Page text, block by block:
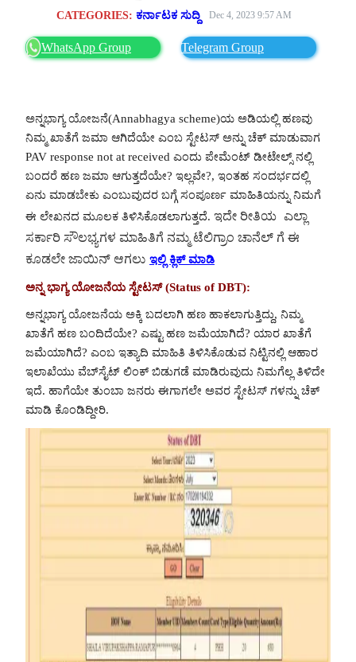
CATEGORIES: ಕರ್ನಾಟಕ ಸುದ್ದಿ Dec 4, 2023 9:57 AM
WhatsApp Group Telegram Group
ಅನ್ನಭಾಗ್ಯ ಯೋಜನೆ(Annabhagya scheme)ಯ ಅಡಿಯಲ್ಲಿ ಹಣವು
ನಿಮ್ಮ ಖಾತೆಗೆ ಜಮಾ ಆಗಿದೆಯೇ ಎಂಬ ಸ್ಟೇಟಸ್ ಅನ್ನು ಚೆಕ್ ಮಾಡುವಾಗ
PAV response not at received ಎಂದು ಪೇಮೆಂಟ್ ಡೀಟೇಲ್ಸ್ ನಲ್ಲಿ
ಬಂದರೆ ಹಣ ಜಮಾ ಆಗುತ್ತದೆಯೇ? ಇಲ್ಲವೇ?, ಇಂತಹ ಸಂದರ್ಭದಲ್ಲಿ
ಏನು ಮಾಡಬೇಕು ಎಂಬುವುದರ ಬಗ್ಗೆ ಸಂಪೂರ್ಣ ಮಾಹಿತಿಯನ್ನು ನಿಮಗೆ
ಈ ಲೇಖನದ ಮೂಲಕ ತಿಳಿಸಿಕೊಡಲಾಗುತ್ತದೆ. ಇದೇ ರೀತಿಯ ಎಲ್ಲಾ
ಸರ್ಕಾರಿ ಸೌಲಭ್ಯಗಳ ಮಾಹಿತಿಗೆ ನಮ್ಮ ಟೆಲಿಗ್ರಾಂ ಚಾನೆಲ್ ಗೆ ಈ
ಕೂಡಲೇ ಜಾಯಿನ್ ಆಗಲು ಇಲ್ಲಿ ಕ್ಲಿಕ್ ಮಾಡಿ
ಅನ್ನ ಭಾಗ್ಯ ಯೋಜನೆಯ ಸ್ಟೇಟಸ್ (Status of DBT):
ಅನ್ನಭಾಗ್ಯ ಯೋಜನೆಯ ಅಕ್ಕಿ ಬದಲಾಗಿ ಹಣ ಹಾಕಲಾಗುತ್ತಿದ್ದು, ನಿಮ್ಮ
ಖಾತೆಗೆ ಹಣ ಬಂದಿದೆಯೇ? ಎಷ್ಟು ಹಣ ಜಮೆಯಾಗಿದೆ? ಯಾರ ಖಾತೆಗೆ
ಜಮೆಯಾಗಿದೆ? ಎಂಬ ಇತ್ಯಾದಿ ಮಾಹಿತಿ ತಿಳಿಸಿಕೊಡುವ ನಿಟ್ಟಿನಲ್ಲಿ ಆಹಾರ
ಇಲಾಖೆಯು ವೆಬ್‌ಸೈಟ್‌ ಲಿಂಕ್‌ ಬಿಡುಗಡೆ ಮಾಡಿರುವುದು ನಿಮಗೆಲ್ಲ ತಿಳಿದೇ
ಇದೆ. ಹಾಗೆಯೇ ತುಂಬಾ ಜನರು ಈಗಾಗಲೇ ಅವರ ಸ್ಟೇಟಸ್ ಗಳನ್ನು ಚೆಕ್
ಮಾಡಿ ಕೊಂಡಿದ್ದೀರಿ.